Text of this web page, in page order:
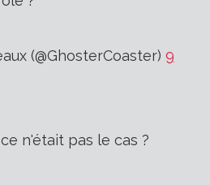
(@GhosterCoaster) 9
n'était pas le cas ?